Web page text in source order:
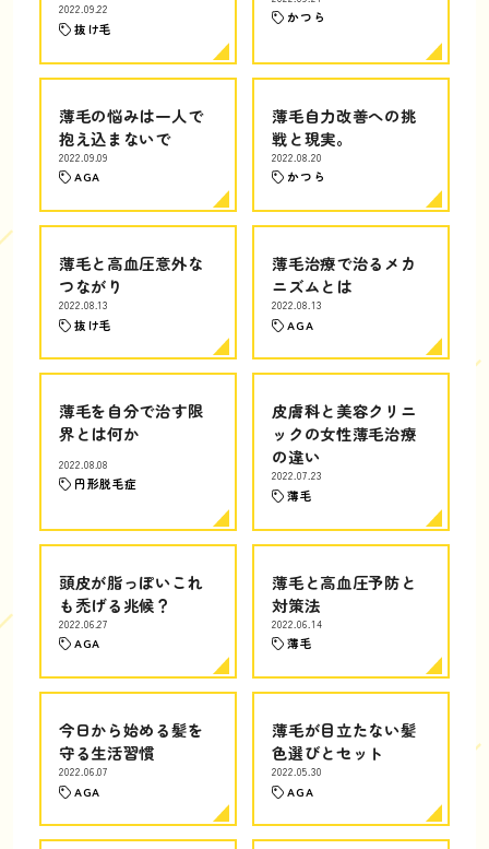
2022.09.22
抜け毛
かつら
薄毛の悩みは一人で
抱え込まないで
2022.09.09
AGA
薄毛自力改善への挑
戦と現実。
2022.08.20
かつら
薄毛と高血圧意外な
つながり
2022.08.13
抜け毛
薄毛治療で治るメカ
ニズムとは
2022.08.13
AGA
薄毛を自分で治す限
界とは何か
2022.08.08
円形脱毛症
皮膚科と美容クリニ
ックの女性薄毛治療
の違い
2022.07.23
薄毛
頭皮が脂っぽいこれ
も禿げる兆候？
2022.06.27
AGA
薄毛と高血圧予防と
対策法
2022.06.14
薄毛
今日から始める髪を
守る生活習慣
2022.06.07
AGA
薄毛が目立たない髪
色選びとセット
2022.05.30
AGA